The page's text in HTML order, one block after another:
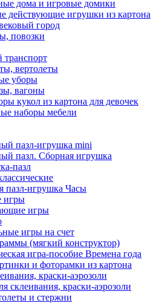
дома и игровые домики
действующие игрушки из картона
город
повозки
вертолеты
уборы
вагоны
кукол из картона для девочек
наборы мебели
пазл-игрушка mini
пазл. Сборная игрушка
пазл
пазл-игрушка Часы
игры
игры
игры на счет
(мягкий конструктор)
игра-пособие Времена года
и фоторамки из картона
краски-аэрозоли
склеивания, краски-аэрозоли
и стержни